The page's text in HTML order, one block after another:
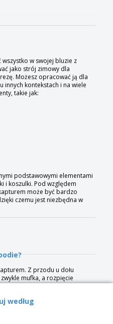
według
w swojej bluzie z
jako strój zimowy dla
Możesz opracować ją dla
innych kontekstach i na wiele
takie jak:
podstawowymi elementami
i koszulki. Pod względem
może być bardzo
czemu jest niezbędna w
Z przodu u dołu
mufka, a rozpięcie
kurtką a bluzą z